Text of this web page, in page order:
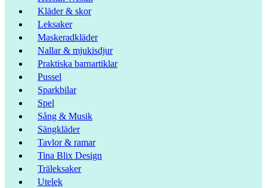
Kläder & skor
Leksaker
Maskeradkläder
Nallar & mjukisdjur
Praktiska barnartiklar
Pussel
Sparkbilar
Spel
Sång & Musik
Sängkläder
Tavlor & ramar
Tina Blix Design
Träleksaker
Utelek